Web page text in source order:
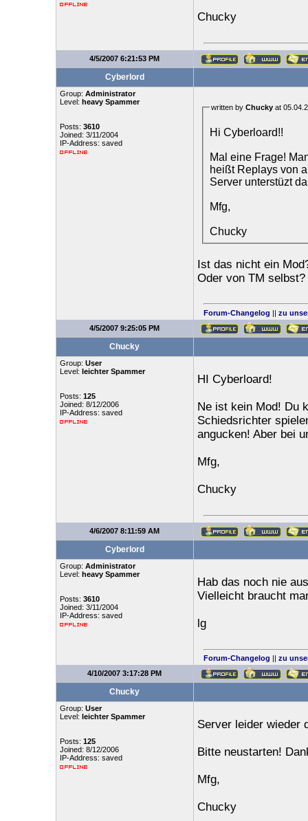
Chucky
4/5/2007 6:21:53 PM
Cyberlord
Group: Administrator
Level: heavy Spammer
Posts: 3610
Joined: 3/11/2004
IP-Address: saved
written by Chuckyat
Hi Cyberloard!!
Mal eine Frage!
heißt Replays von
Server unterstüzt
Mfg,
Chucky
Ist das nicht ein
Oder von TM selbst?
Forum-Changelog || zu
4/5/2007 9:25:05 PM
Chucky
Group: User
Level: leichter Spammer
Posts: 125
Joined: 8/12/2006
IP-Address: saved
HI Cyberloard!
Ne ist kein Mod! Du
Schiedsrichter
angucken! Aber bei
Mfg,
Chucky
4/6/2007 8:11:59 AM
Cyberlord
Group: Administrator
Level: heavy Spammer
Posts: 3610
Joined: 3/11/2004
IP-Address: saved
Hab das noch nie
Vielleicht braucht
lg
Forum-Changelog || zu
4/10/2007 3:17:28 PM
Chucky
Group: User
Level: leichter Spammer
Posts: 125
Joined: 8/12/2006
IP-Address: saved
Server leider wieder
Bitte neustarten!
Mfg,
Chucky